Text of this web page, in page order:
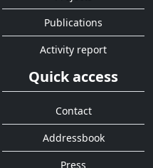
Publications
Activity report
Quick access
Contact
Addressbook
Press